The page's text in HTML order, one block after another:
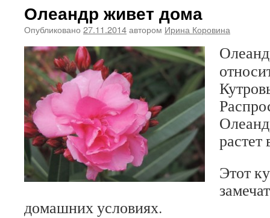
Олеандр живет дома
Опубликовано 27.11.2014автором Ирина Коровина
растет
Этот
домашних условиях.